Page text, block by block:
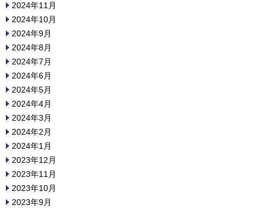
2024年11月
2024年10月
2024年9月
2024年8月
2024年7月
2024年6月
2024年5月
2024年4月
2024年3月
2024年2月
2024年1月
2023年12月
2023年11月
2023年10月
2023年9月